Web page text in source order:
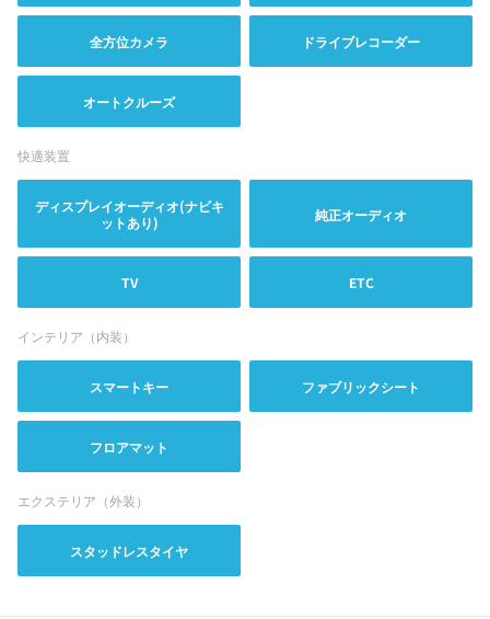
全方位カメラ ドライブレコーダー
オートクルーズ
快適装置
ディスプレイオーディオ(ナビキ
ットあり)
純正オーディオ
TV ETC
インテリア（内装）
スマートキー ファブリックシート
フロアマット
エクステリア（外装）
スタッドレスタイヤ